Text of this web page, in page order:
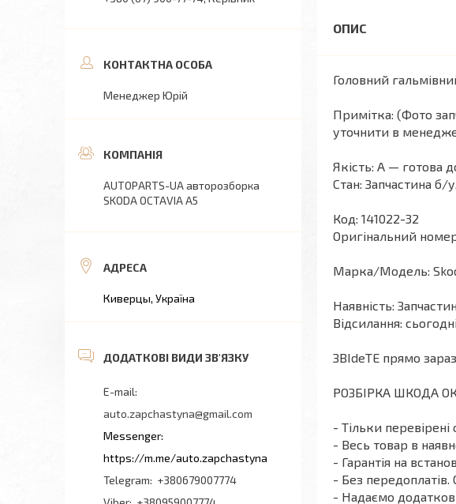
Головний
Примітка: (Фото
уточнити в
Якість: А — готова
Стан: Запчастина б/
Код: 141022-32
Оригінальний номер
Марка/Модель:
Наявність:
Відсилання:
ЗВІdeТЕ прямо
РОЗБІРКА ШКОДА
- Тільки перевірені
- Весь товар в
- Гарантія на
- Без передоплатів.
- Надаємо
Менеджер Юрій
AUTOPARTS-UA авторозборка
SKODA OCTAVIA A5
Киверцы, Україна
auto.zapchastyna@gmail.com
https://m.me/auto.zapchastyna
+380679007774